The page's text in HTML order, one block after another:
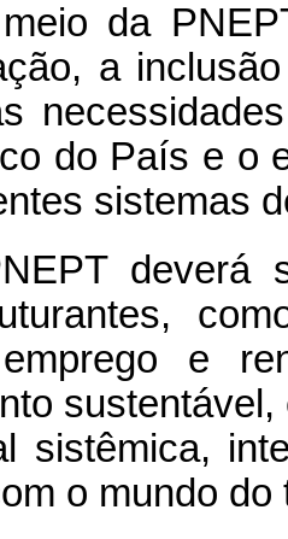
da
a
do País e o
sistemas
deverá
e
sistêmica,
o mundo do